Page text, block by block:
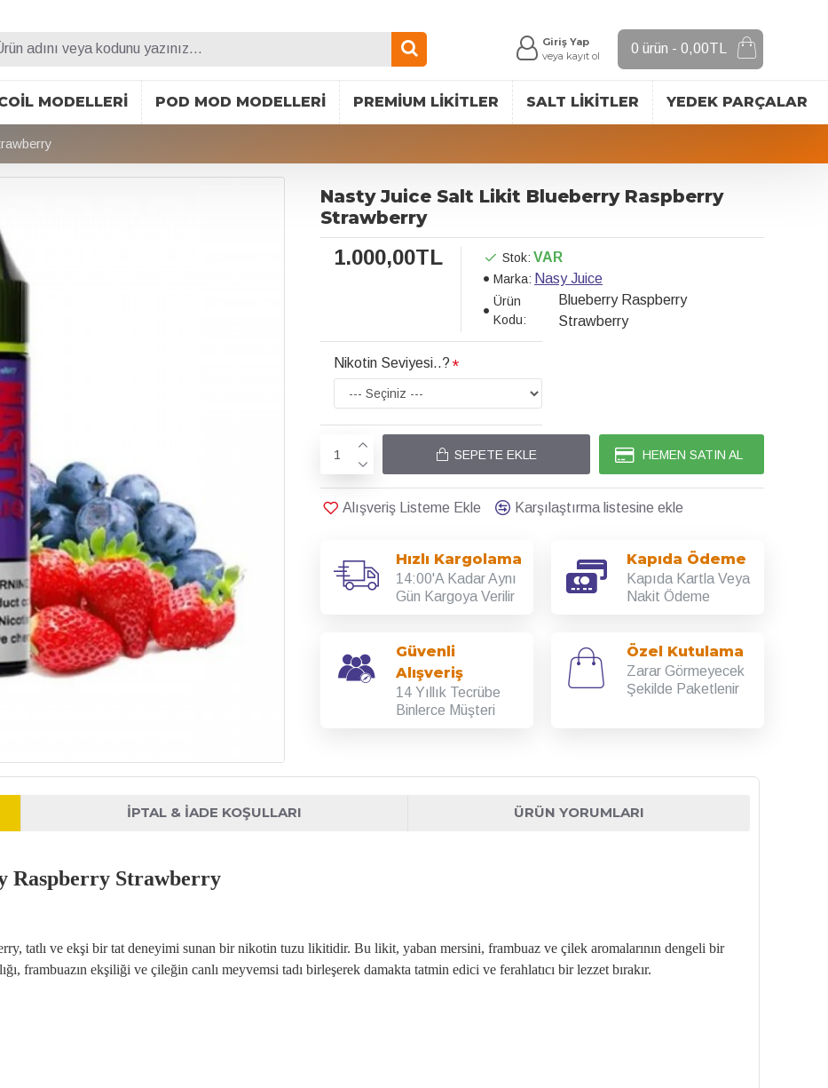
Giriş Yap
veya kayıt ol
0 ürün - 0,00TL
MODELLERI POD MOD MODELLERI PREMIUM LIKITLER SALT LIKITLER YEDEK PARÇALAR
Nasty Juice Salt Likit Blueberry Raspberry
Strawberry
1.000,00TL Stok: VAR
Marka: Nasy Juice
Ürün
Kodu:
Blueberry Raspberry
Strawberry
Nikotin Seviyesi..?
SEPETE EKLE HEMEN SATIN AL
Alışveriş Listeme Ekle Karşılaştırma listesine ekle
Hızlı Kargolama
14:00'A Kadar Aynı
Gün Kargoya Verilir
Kapıda Ödeme
Kapıda Kartla Veya
Nakit Ödeme
Güvenli
Alışveriş
14 Yıllık Tecrübe
Binlerce Müşteri
Özel Kutulama
Zarar Görmeyecek
Şekilde Paketlenir
İPTAL & İADE KOŞULLARI ÜRÜN YORUMLARI
Raspberry Strawberry
, tatlı ve ekşi bir tat deneyimi sunan bir nikotin tuzu likitidir. Bu likit, yaban mersini, frambuaz ve çilek aromalarının dengeli bir
frambuazın ekşiliği ve çileğin canlı meyvemsi tadı birleşerek damakta tatmin edici ve ferahlatıcı bir lezzet bırakır.